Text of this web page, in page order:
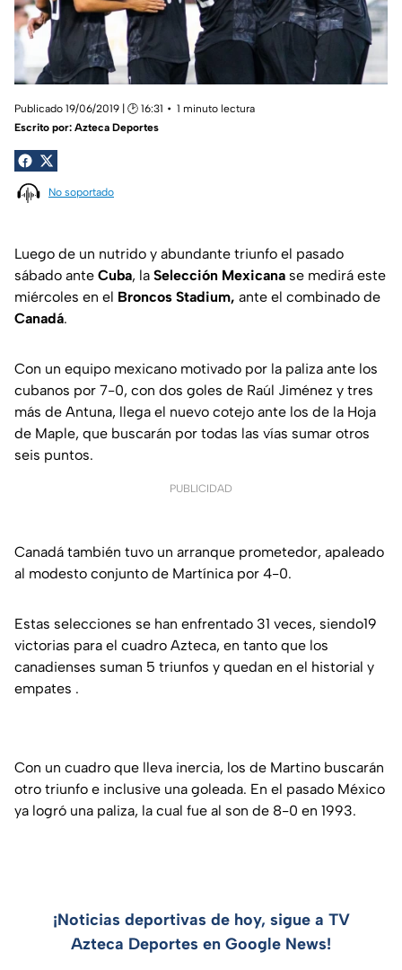
Publicado 19/06/2019 | 🕑 16:31
1 minuto lectura
Escrito por: Azteca Deportes
No soportado
Luego de un nutrido y abundante triunfo el pasado
sábado ante Cuba, la Selección Mexicana se medirá este
miércoles en el Broncos Stadium, ante el combinado de
Canadá.
Con un equipo mexicano motivado por la paliza ante los
cubanos por 7-0, con dos goles de Raúl Jiménez y tres
más de Antuna, llega el nuevo cotejo ante los de la Hoja
de Maple, que buscarán por todas las vías sumar otros
seis puntos.
PUBLICIDAD
Canadá también tuvo un arranque prometedor, apaleado
al modesto conjunto de Martínica por 4-0.
Estas selecciones se han enfrentado 31 veces, siendo19
victorias para el cuadro Azteca, en tanto que los
canadienses suman 5 triunfos y quedan en el historial y
empates .
Con un cuadro que lleva inercia, los de Martino buscarán
otro triunfo e inclusive una goleada. En el pasado México
ya logró una paliza, la cual fue al son de 8-0 en 1993.
¡Noticias deportivas de hoy, sigue a TV
Azteca Deportes en Google News!